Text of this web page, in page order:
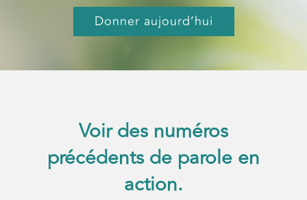
Donner aujourd’hui
Voir des numéros
précédents de parole en
action.